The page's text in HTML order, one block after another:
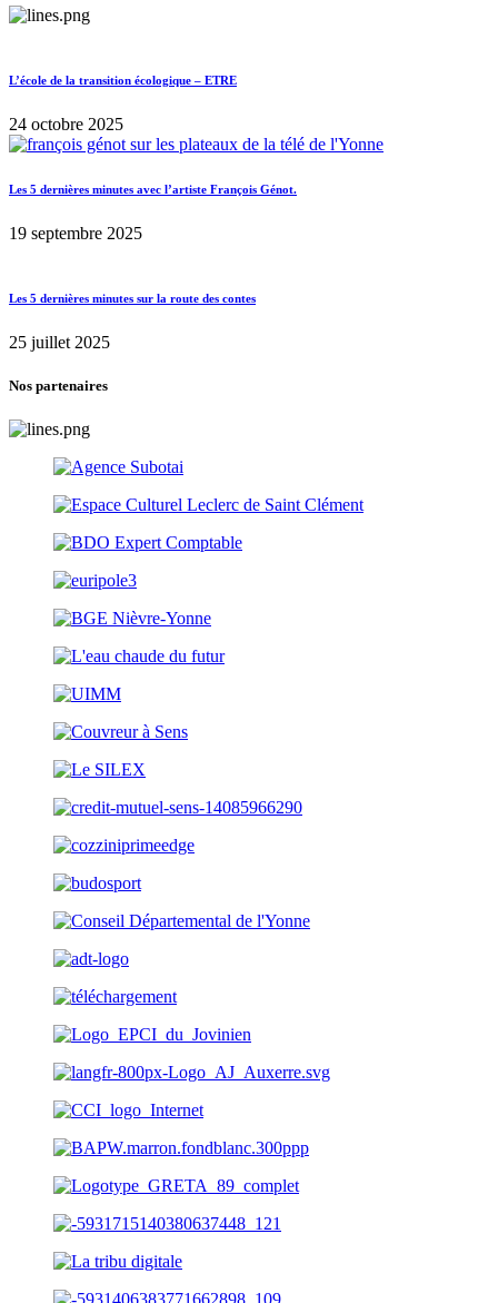
L’école de la transition écologique – ETRE
24 octobre 2025
Les 5 dernières minutes avec l’artiste François Génot.
19 septembre 2025
Les 5 dernières minutes sur la route des contes
25 juillet 2025
Nos partenaires